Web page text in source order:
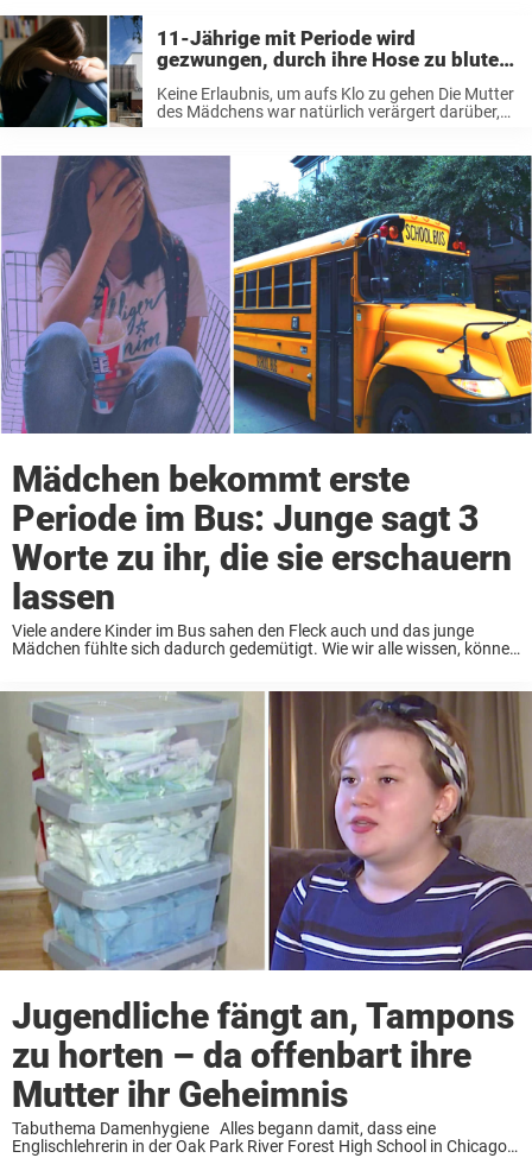
11-Jährige mit Periode wird
gezwungen, durch ihre Hose zu bluten,
gehen lässt
Keine Erlaubnis, um aufs Klo zu gehen Die Mutter
des Mädchens war natürlich verärgert darüber,
der jungen Mädchen angemessen umging. ...
Mädchen bekommt erste
Periode im Bus: Junge sagt 3
Worte zu ihr, die sie erschauern
lassen
Viele andere Kinder im Bus sahen den Fleck auch und das junge
Mädchen fühlte sich dadurch gedemütigt. Wie wir alle wissen, können
Jugendliche fängt an, Tampons
zu horten – da offenbart ihre
Mutter ihr Geheimnis
Tabuthema Damenhygiene Alles begann damit, dass eine
Englischlehrerin in der Oak Park River Forest High School in Chicago